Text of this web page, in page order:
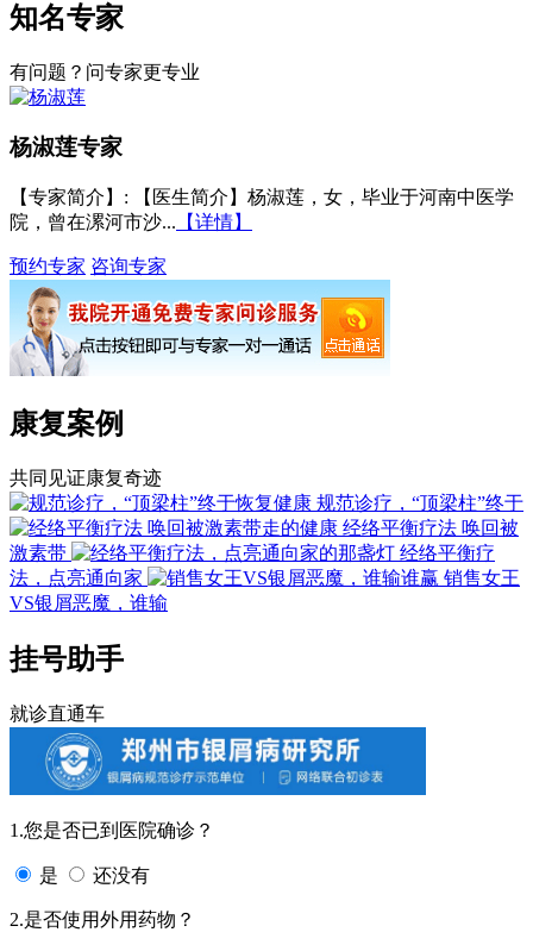
知名专家
有问题？问专家更专业
杨淑莲专家
【专家简介】 : 【医生简介】杨淑莲，女，毕业于河南中医学
院，曾在漯河市沙... 【详情】
预约专家 咨询专家
康复案例
共同见证康复奇迹
规范诊疗，“顶梁柱”终于
经络平衡疗法 唤回被
激素带
经络平衡疗
法，点亮通向家
销售女王
VS银屑恶魔，谁输
挂号助手
就诊直通车
1.您是否已到医院确诊？
是 还没有
2.是否使用外用药物？